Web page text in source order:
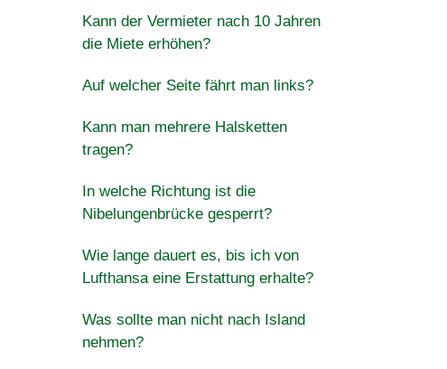
Kann der Vermieter nach 10 Jahren
die Miete erhöhen?
Auf welcher Seite fährt man links?
Kann man mehrere Halsketten
tragen?
In welche Richtung ist die
Nibelungenbrücke gesperrt?
Wie lange dauert es, bis ich von
Lufthansa eine Erstattung erhalte?
Was sollte man nicht nach Island
nehmen?